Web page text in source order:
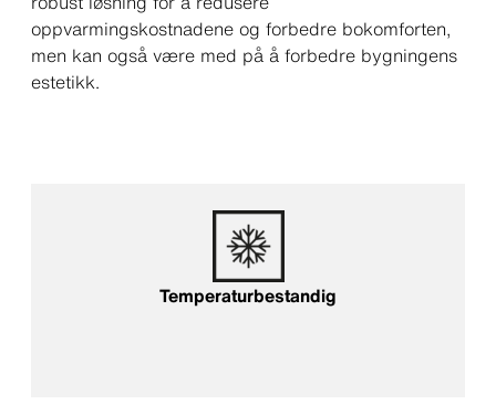
oppvarmingskostnadene og forbedre bokomforten,
men kan også være med på å forbedre bygningens
estetikk.
Temperaturbestandig